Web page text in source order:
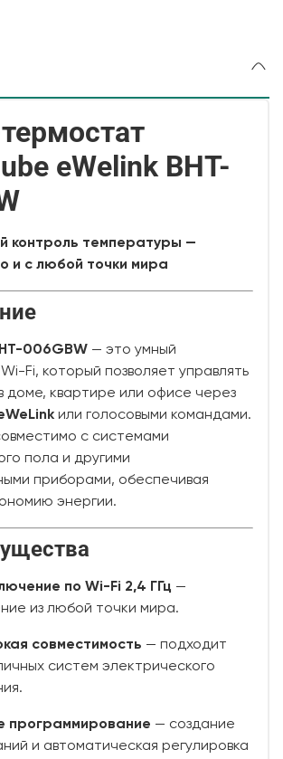
eWelink BHT-
контроль температуры —
и с любой точки мира
006GBW — это умный
Fi, который позволяет управлять
доме, квартире или офисе через
или голосовыми командами.
с системами
пола и другими
приборами, обеспечивая
энергии.
по Wi-Fi 2,4 ГГц —
из любой точки мира.
совместимость — подходит
систем электрического
программирование — создание
и автоматическая регулировка